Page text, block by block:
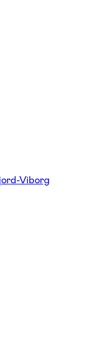
Viborg